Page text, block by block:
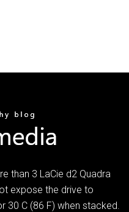
than 3 LaCie d2 Quadra
expose the drive to
30 C (86 F) when stacked.